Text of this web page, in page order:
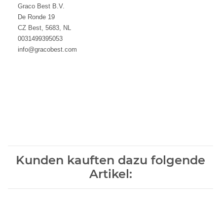
Graco Best B.V.
De Ronde 19
CZ Best, 5683, NL
0031499395053
info@gracobest.com
Kunden kauften dazu folgende
Artikel: